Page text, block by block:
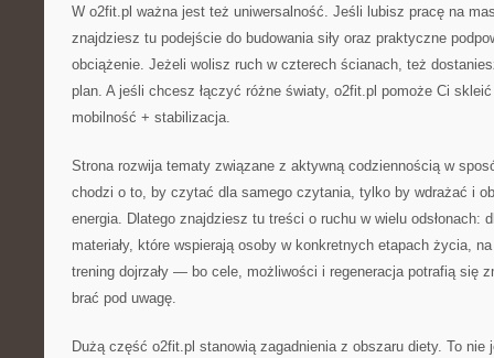
W o2fit.pl ważna jest też uniwersalność. Jeśli lubisz pracę na
znajdziesz tu podejście do budowania siły oraz praktyczne
obciążenie. Jeżeli wolisz ruch w czterech ścianach, też
plan. A jeśli chcesz łączyć różne światy, o2fit.pl pomoże Ci
mobilność + stabilizacja.
Strona rozwija tematy związane z aktywną codziennością w
chodzi o to, by czytać dla samego czytania, tylko by wdrażać i
energia. Dlatego znajdziesz tu treści o ruchu w wielu odsłonach:
materiały, które wspierają osoby w konkretnych etapach życia,
trening dojrzały — bo cele, możliwości i regeneracja potrafią się
brać pod uwagę.
Dużą część o2fit.pl stanowią zagadnienia z obszaru diety. To nie